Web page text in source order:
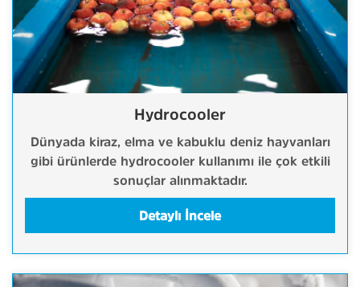
Hydrocooler
Dünyada kiraz, elma ve kabuklu deniz hayvanları
gibi ürünlerde hydrocooler kullanımı ile çok etkili
sonuçlar alınmaktadır.
Detaylı İncele